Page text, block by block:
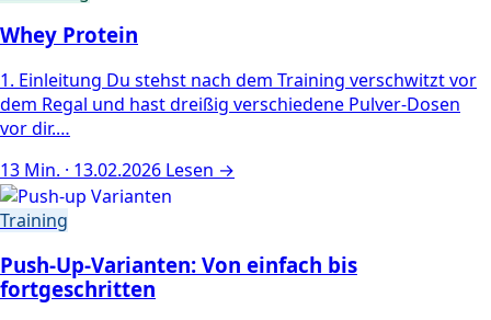
Whey Protein
1. Einleitung Du stehst nach dem Training verschwitzt vor
dem Regal und hast dreißig verschiedene Pulver-Dosen
vor dir.…
13 Min. · 13.02.2026 Lesen →
Training
Push-Up-Varianten: Von einfach bis
fortgeschritten